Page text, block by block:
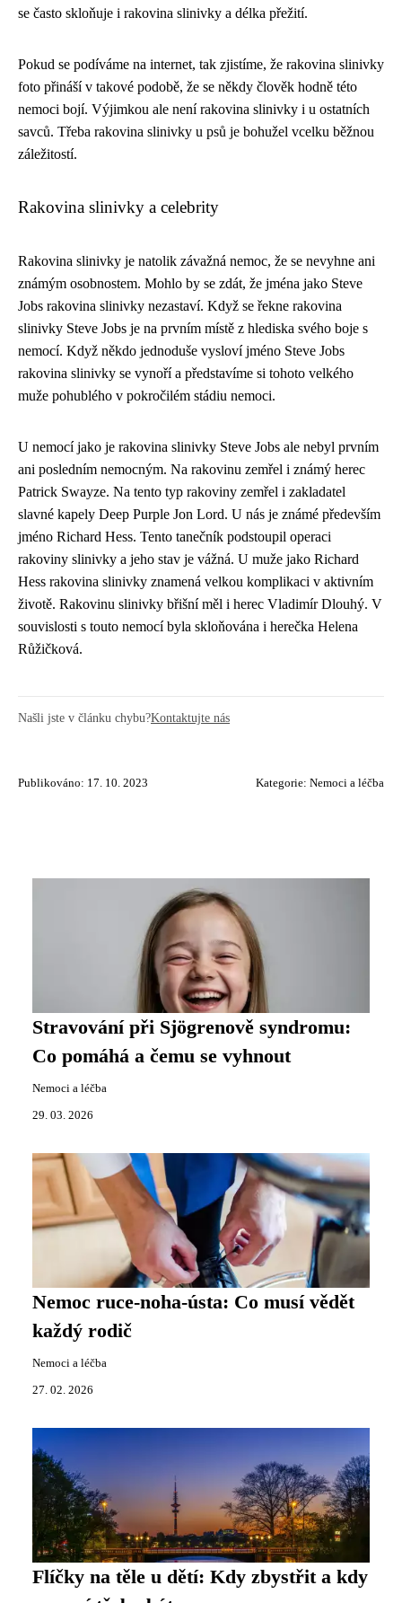
se často skloňuje i rakovina slinivky a délka přežití.
Pokud se podíváme na internet, tak zjistíme, že rakovina slinivky
foto přináší v takové podobě, že se někdy člověk hodně této
nemoci bojí. Výjimkou ale není rakovina slinivky i u ostatních
savců. Třeba rakovina slinivky u psů je bohužel vcelku běžnou
záležitostí.
Rakovina slinivky a celebrity
Rakovina slinivky je natolik závažná nemoc, že se nevyhne ani
známým osobnostem. Mohlo by se zdát, že jména jako Steve
Jobs rakovina slinivky nezastaví. Když se řekne rakovina
slinivky Steve Jobs je na prvním místě z hlediska svého boje s
nemocí. Když někdo jednoduše vysloví jméno Steve Jobs
rakovina slinivky se vynoří a představíme si tohoto velkého
muže pohublého v pokročilém stádiu nemoci.
U nemocí jako je rakovina slinivky Steve Jobs ale nebyl prvním
ani posledním nemocným. Na rakovinu zemřel i známý herec
Patrick Swayze. Na tento typ rakoviny zemřel i zakladatel
slavné kapely Deep Purple Jon Lord. U nás je známé především
jméno Richard Hess. Tento tanečník podstoupil operaci
rakoviny slinivky a jeho stav je vážná. U muže jako Richard
Hess rakovina slinivky znamená velkou komplikaci v aktivním
životě. Rakovinu slinivky břišní měl i herec Vladimír Dlouhý. V
souvislosti s touto nemocí byla skloňována i herečka Helena
Růžičková.
Našli jste v článku chybu?Kontaktujte nás
Publikováno: 17. 10. 2023 Kategorie: Nemoci a léčba
Stravování při Sjögrenově syndromu:
Co pomáhá a čemu se vyhnout
Nemoci a léčba
29. 03. 2026
Nemoc ruce-noha-ústa: Co musí vědět
každý rodič
Nemoci a léčba
27. 02. 2026
Flíčky na těle u dětí: Kdy zbystřit a kdy